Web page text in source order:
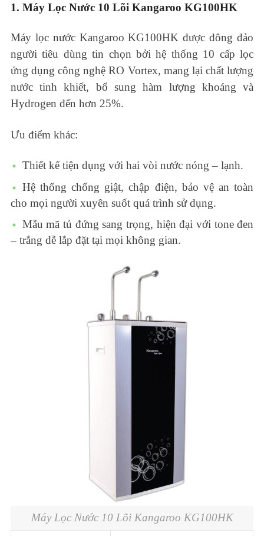
1. Máy Lọc Nước 10 Lõi Kangaroo KG100HK
Máy lọc nước Kangaroo KG100HK được đông đảo
người tiêu dùng tin chọn bởi hệ thống 10 cấp lọc
ứng dụng công nghệ RO Vortex, mang lại chất lượng
nước tinh khiết, bổ sung hàm lượng khoáng và
Hydrogen đến hơn 25%.
Ưu điểm khác:
Thiết kế tiện dụng với hai vòi nước nóng – lạnh.
Hệ thống chống giật, chập điện, bảo vệ an toàn
cho mọi người xuyên suốt quá trình sử dụng.
Mẫu mã tủ đứng sang trọng, hiện đại với tone đen
– trắng dễ lắp đặt tại mọi không gian.
Máy Lọc Nước 10 Lõi Kangaroo KG100HK